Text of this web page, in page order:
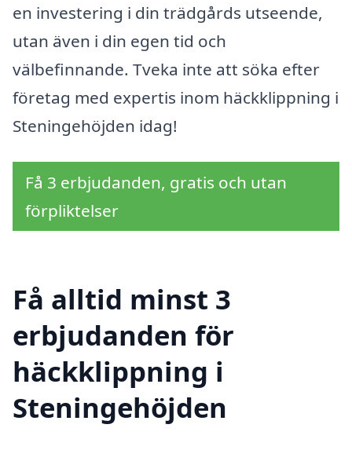
en investering i din trädgårds utseende,
utan även i din egen tid och
välbefinnande. Tveka inte att söka efter
företag med expertis inom häckklippning i
Steningehöjden idag!
Få 3 erbjudanden, gratis och utan
förpliktelser
Få alltid minst 3
erbjudanden för
häckklippning i
Steningehöjden